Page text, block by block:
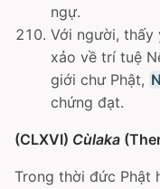
ngự.
Với người, thấy
xảo về trí tuệ
giới chư Phật,
chứng đạt.
(CLXVI) Cùlaka
Trong thời đức Phật